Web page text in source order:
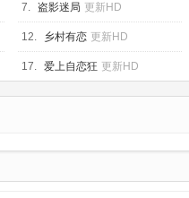
7. 盗影迷局 更新HD
12. 乡村有恋 更新HD
17. 爱上自恋狂 更新HD